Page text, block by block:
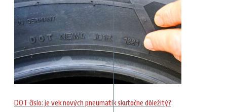
DOT číslo: je vek nových pneumatík skutočne dôležitý?